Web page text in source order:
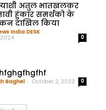
अतुल भातखलकर
हुंकार समर्थको के
दाखिल किया
India DESK -
0
Baghel - October 2, 2022 0